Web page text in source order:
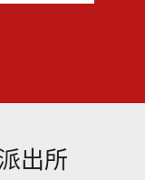
出所